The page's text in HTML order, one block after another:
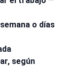
o días
según